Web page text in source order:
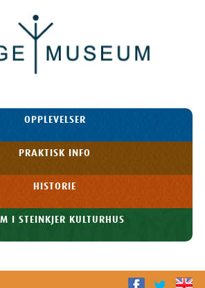
HOPP TIL
OPPLEVELSER
PRAKTISK INFO
HISTORIE
I STEINKJER KULTURHUS